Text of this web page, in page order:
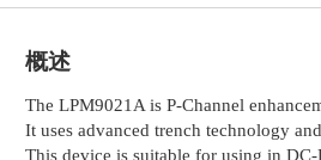
概述
The LPM9021A is P-Channel
It uses advanced trench technology
This device is suitable for using in